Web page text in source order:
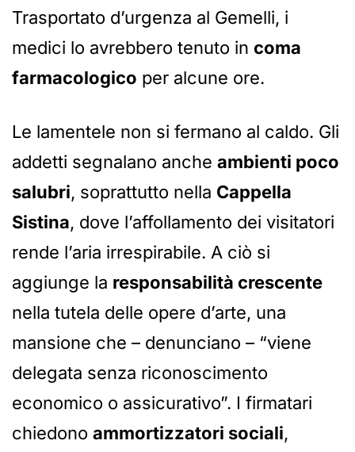
Trasportato d’urgenza al Gemelli, i
medici lo avrebbero tenuto in coma
farmacologico per alcune ore.
Le lamentele non si fermano al caldo. Gli
addetti segnalano anche ambienti poco
salubri, soprattutto nella Cappella
Sistina, dove l’affollamento dei visitatori
rende l’aria irrespirabile. A ciò si
aggiunge la responsabilità crescente
nella tutela delle opere d’arte, una
mansione che – denunciano – “viene
delegata senza riconoscimento
economico o assicurativo”. I firmatari
chiedono ammortizzatori sociali,